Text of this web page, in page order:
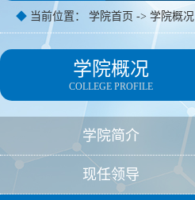
◆ 当前位置： 学院首页 -> 学院概况
学院概况
COLLEGE PROFILE
学院简介
现任领导